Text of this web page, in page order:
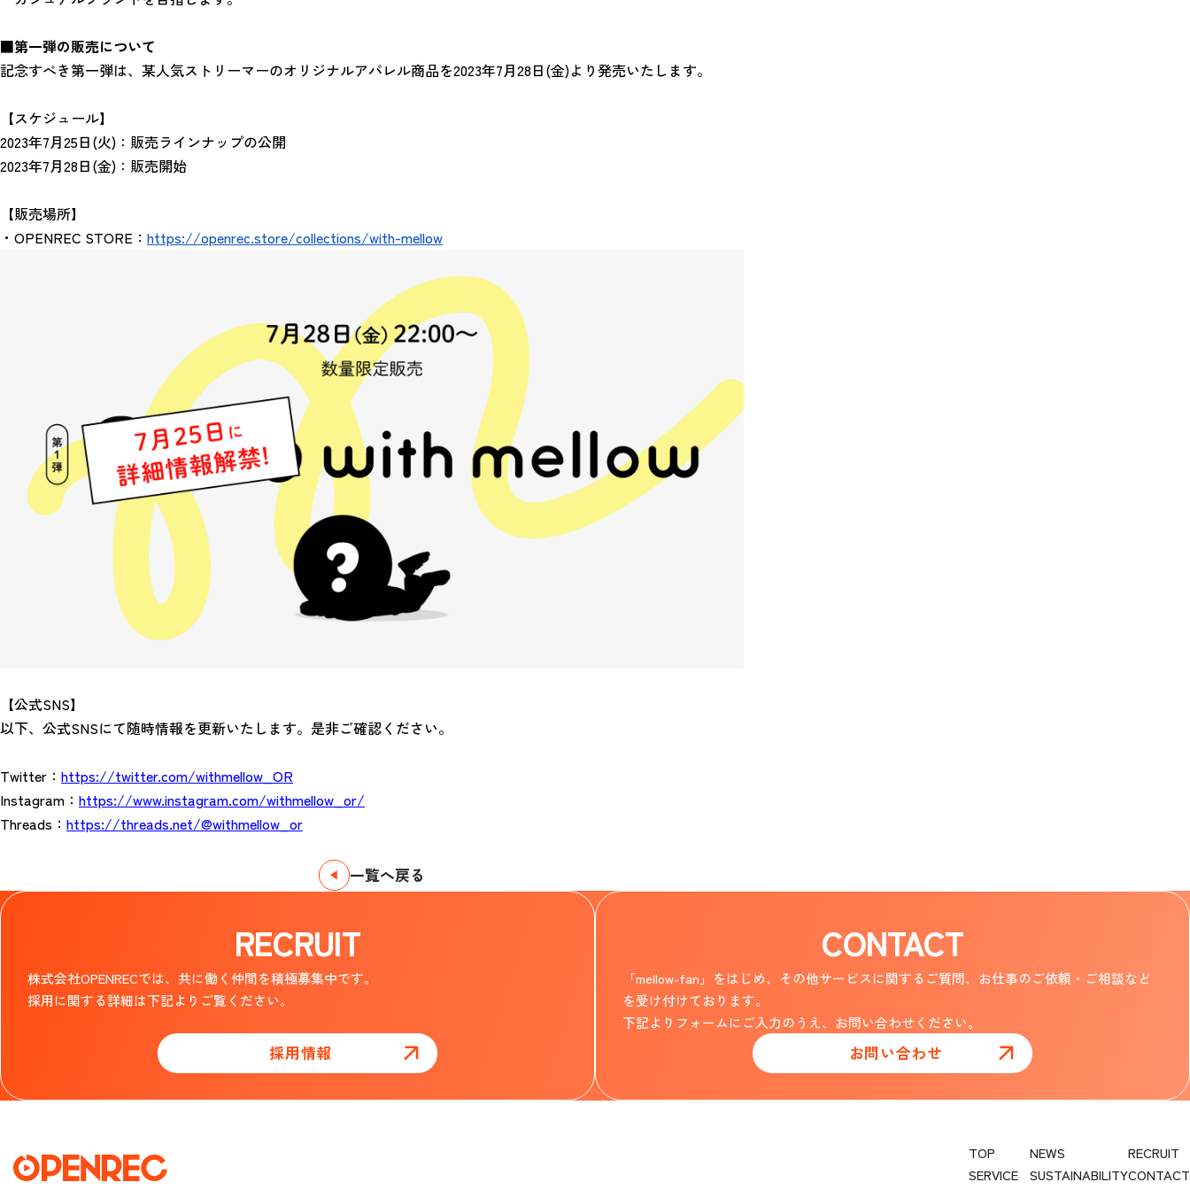
■第一弾の販売について
記念すべき第一弾は、某人気ストリーマーのオリジナルアパレル商品を2023年7月28日(金)より発売いたします。
【スケジュール】
2023年7月25日(火)：販売ラインナップの公開
2023年7月28日(金)：販売開始
【販売場所】
・OPENREC STORE： https://openrec.store/collections/with-mellow
【公式SNS】
以下、公式SNSにて随時情報を更新いたします。是非ご確認ください。
Twitter： https://twitter.com/withmellow_OR
Instagram： https://www.instagram.com/withmellow_or/
Threads： https://threads.net/@withmellow_or
一覧へ戻る
RECRUIT
株式会社OPENRECでは、共に働く仲間を積極募集中です。
採用に関する詳細は下記よりご覧ください。
採用情報
CONTACT
「mellow-fan」をはじめ、その他サービスに関するご質問、お仕事のご依頼・ご相談など
を受け付けております。
下記よりフォームにご入力のうえ、お問い合わせください。
お問い合わせ
TOP
SERVICE
NEWS
SUSTAINABILITY
RECRUIT
CONTACT